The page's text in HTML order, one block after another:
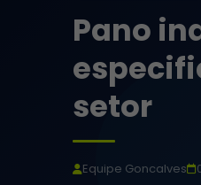
Pano
setor
Equipe Goncalves